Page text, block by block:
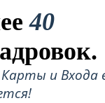
40
Карты и Входа